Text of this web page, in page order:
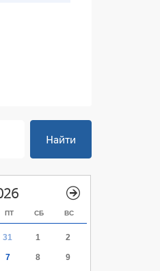
Найти
ПТ СБ ВС
31 1 2
7 8 9